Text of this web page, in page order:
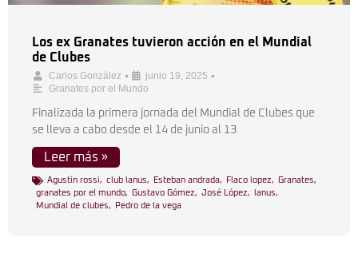
Los ex Granates tuvieron acción en el Mundial
de Clubes
Carlos González • junio 19, 2025 •
Granates por el Mundo
Finalizada la primera jornada del Mundial de Clubes que
se lleva a cabo desde el 14 de junio al 13
Leer más »
Agustín rossi, club lanus, Esteban andrada, Flaco lopez, Granates,
granates por el mundo, Gustavo Gómez, José López, lanus,
Mundial de clubes, Pedro de la vega